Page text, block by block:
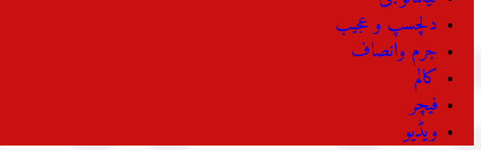
دلچسپ و عجیب
جرم وانصاف
کالم
فیچر
ویڈیو